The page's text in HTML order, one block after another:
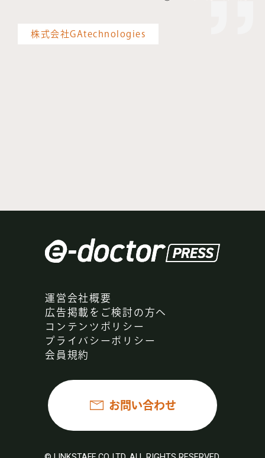
株式会社GAtechnologies
運営会社概要
広告掲載をご検討の方へ
コンテンツポリシー
プライバシーポリシー
会員規約
お問い合わせ